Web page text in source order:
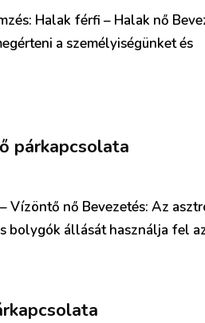
Halak férfi – Halak nő
a személyiségünket és
párkapcsolata
Vízöntő nő Bevezetés: Az
bolygók állását használja fel